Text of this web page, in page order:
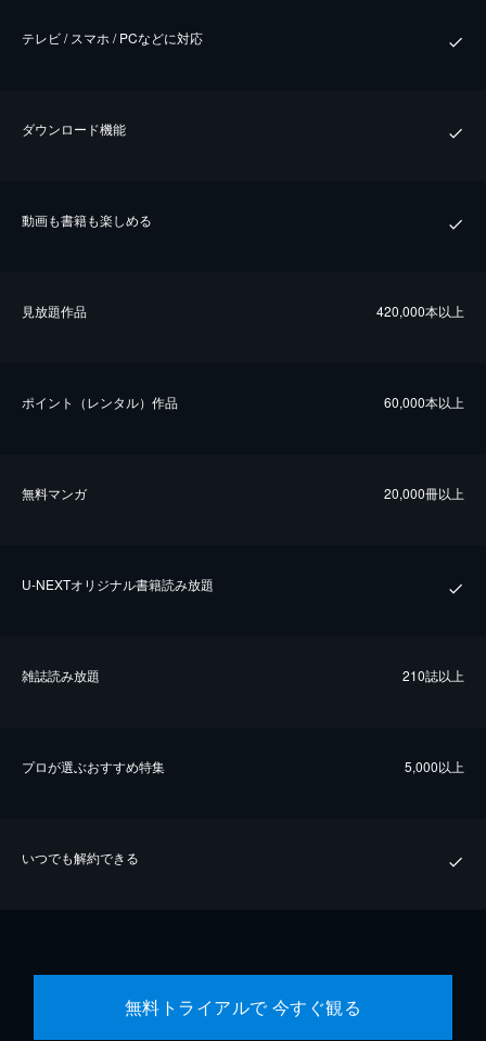
テレビ / スマホ / PCなどに対応
ダウンロード機能
動画も書籍も楽しめる
⾒放題作品 420,000本以上
ポイント（レンタル）作品 60,000本以上
無料マンガ 20,000冊以上
U-NEXTオリジナル書籍読み放題
雑誌読み放題 210誌以上
プロが選ぶおすすめ特集 5,000以上
いつでも解約できる
無料トライアルで 今すぐ観る